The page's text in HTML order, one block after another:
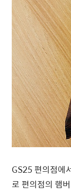
GS25 편의점에
로 편의점의 햄